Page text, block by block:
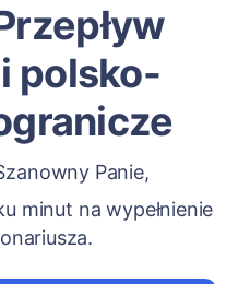
polsko-
Panie,
minut na wypełnienie